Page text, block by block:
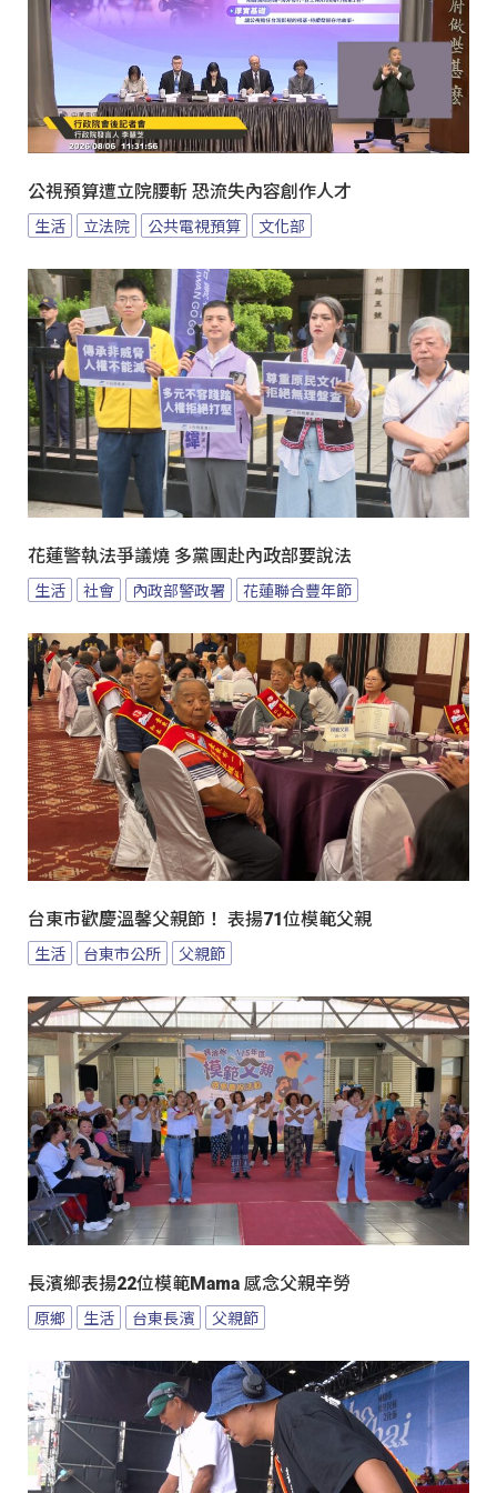
公視預算遭立院腰斬 恐流失內容創作人才
生活 立法院 公共電視預算 文化部
花蓮警執法爭議燒 多黨團赴內政部要說法
生活 社會 內政部警政署 花蓮聯合豐年節
台東市歡慶溫馨父親節！ 表揚71位模範父親
生活 台東市公所 父親節
長濱鄉表揚22位模範Mama 感念父親辛勞
原鄉 生活 台東長濱 父親節